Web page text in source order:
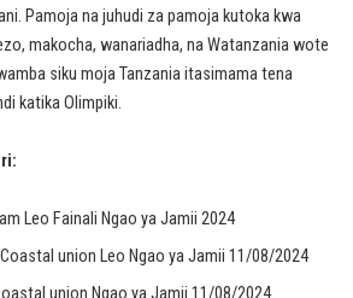
Pamoja na juhudi za pamoja kutoka kwa
makocha, wanariadha, na Watanzania wote
siku moja Tanzania itasimama tena
katika Olimpiki.
Leo Fainali Ngao ya Jamii 2024
union Leo Ngao ya Jamii 11/08/2024
union Ngao ya Jamii 11/08/2024